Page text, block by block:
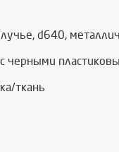
d640,
черными
ткань